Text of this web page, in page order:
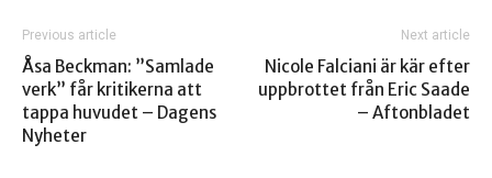
Previous article
Åsa Beckman: ”Samlade
verk” får kritikerna att
tappa huvudet – Dagens
Nyheter
Next article
Nicole Falciani är kär efter
uppbrottet från Eric Saade
– Aftonbladet